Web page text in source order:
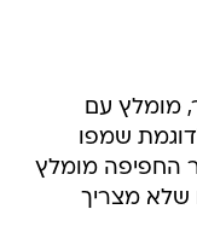
מומלץ עם
שמפו
החפיפה מומלץ
מצריך